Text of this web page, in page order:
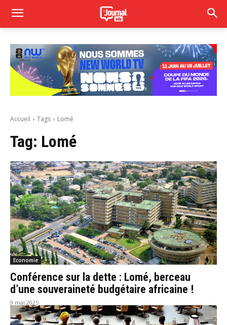
Accueil Tags Lomé
Tag: Lomé
Economie
Conférence sur la dette : Lomé, berceau
d’une souveraineté budgétaire africaine !
9 mai 2025